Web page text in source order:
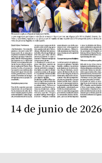
14 de junio de 2026